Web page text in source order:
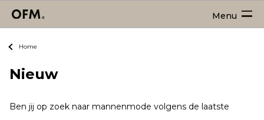
Menu
Home
Nieuw
Ben jij op zoek naar mannenmode volgens de laatste